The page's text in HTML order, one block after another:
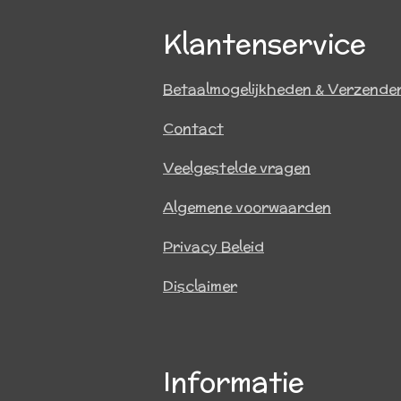
Klantenservice
Betaalmogelijkheden &
Contact
Veelgestelde vragen
Algemene voorwaarden
Privacy Beleid
Disclaimer
Informatie